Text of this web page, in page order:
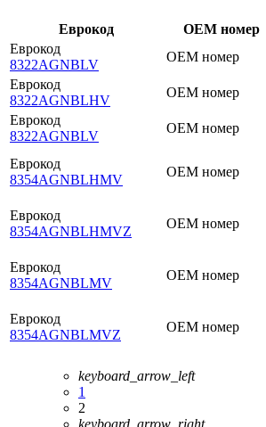
Еврокод OEM номер
Еврокод
8322AGNBLV
OEM номер
Еврокод
8322AGNBLHV
OEM номер
Еврокод
8322AGNBLV
OEM номер
Еврокод
8354AGNBLHMV
OEM номер
Еврокод
8354AGNBLHMVZ
OEM номер
Еврокод
8354AGNBLMV
OEM номер
Еврокод
8354AGNBLMVZ
OEM номер
keyboard_arrow_left
1
2
keyboard_arrow_right